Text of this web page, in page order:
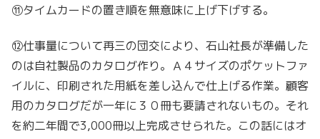
⑪タイムカードの置き順を無意味に上げ下げする。
⑫仕事量について再三の団交により、石山社長が準備した
のは自社製品のカタログ作り。Ａ４サイズのポケットファ
イルに、印刷された用紙を差し込んで仕上げる作業。顧客
用のカタログだが一年に３０冊も要請されないもの。それ
を約二年間で3,000冊以上完成させられた。この話にはオ